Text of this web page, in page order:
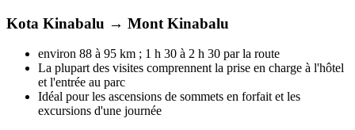
Kota Kinabalu → Mont Kinabalu
environ 88 à 95 km ; 1 h 30 à 2 h 30 par la route
La plupart des visites comprennent la prise en charge à l'hôtel
et l'entrée au parc
Idéal pour les ascensions de sommets en forfait et les
excursions d'une journée